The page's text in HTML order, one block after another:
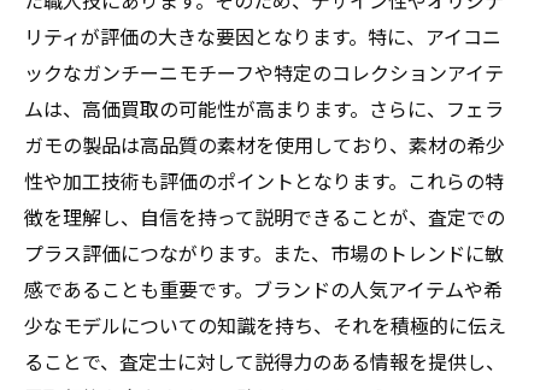
リティが評価の大きな要因となります。特に、アイコニ
ックなガンチーニモチーフや特定のコレクションアイテ
ムは、高価買取の可能性が高まります。さらに、フェラ
ガモの製品は高品質の素材を使用しており、素材の希少
性や加工技術も評価のポイントとなります。これらの特
徴を理解し、自信を持って説明できることが、査定での
プラス評価につながります。また、市場のトレンドに敏
感であることも重要です。ブランドの人気アイテムや希
少なモデルについての知識を持ち、それを積極的に伝え
ることで、査定士に対して説得力のある情報を提供し、